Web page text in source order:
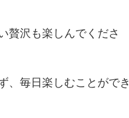
贅沢も楽しんでくださ
、毎日楽しむことができ